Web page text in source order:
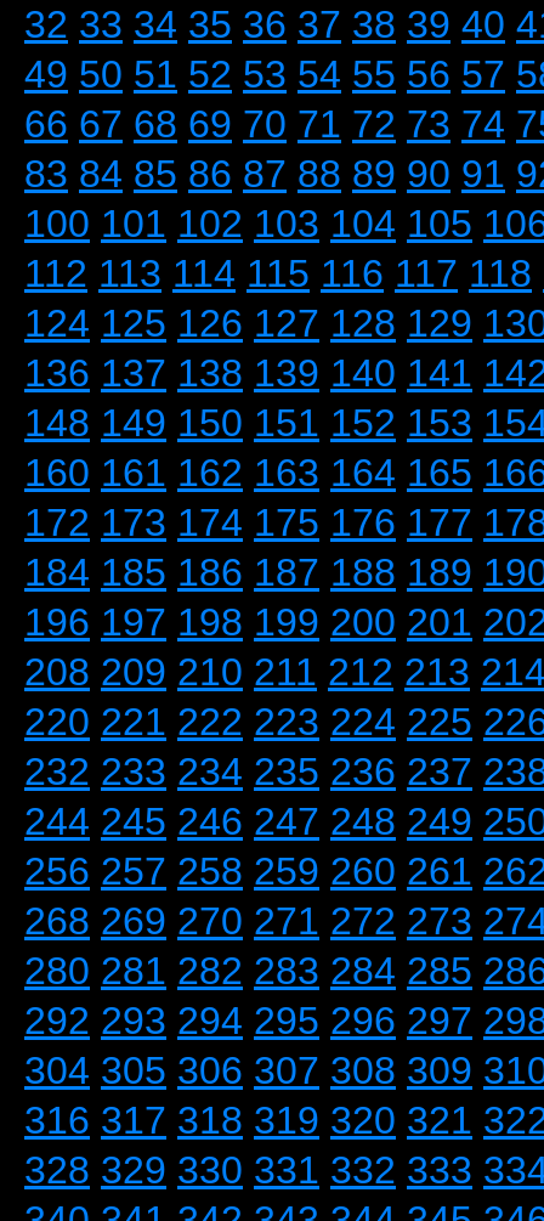
32 33 34 35 36 37 38 39 40
49 50 51 52 53 54 55 56 57
66 67 68 69 70 71 72 73 74
83 84 85 86 87 88 89 90 91
100 101 102 103 104 105
112 113 114 115 116 117 118
124 125 126 127 128 129
136 137 138 139 140 141
148 149 150 151 152 153
160 161 162 163 164 165
172 173 174 175 176 177
184 185 186 187 188 189
196 197 198 199 200 201
208 209 210 211 212 213
220 221 222 223 224 225
232 233 234 235 236 237
244 245 246 247 248 249
256 257 258 259 260 261
268 269 270 271 272 273
280 281 282 283 284 285
292 293 294 295 296 297
304 305 306 307 308 309
316 317 318 319 320 321
328 329 330 331 332 333